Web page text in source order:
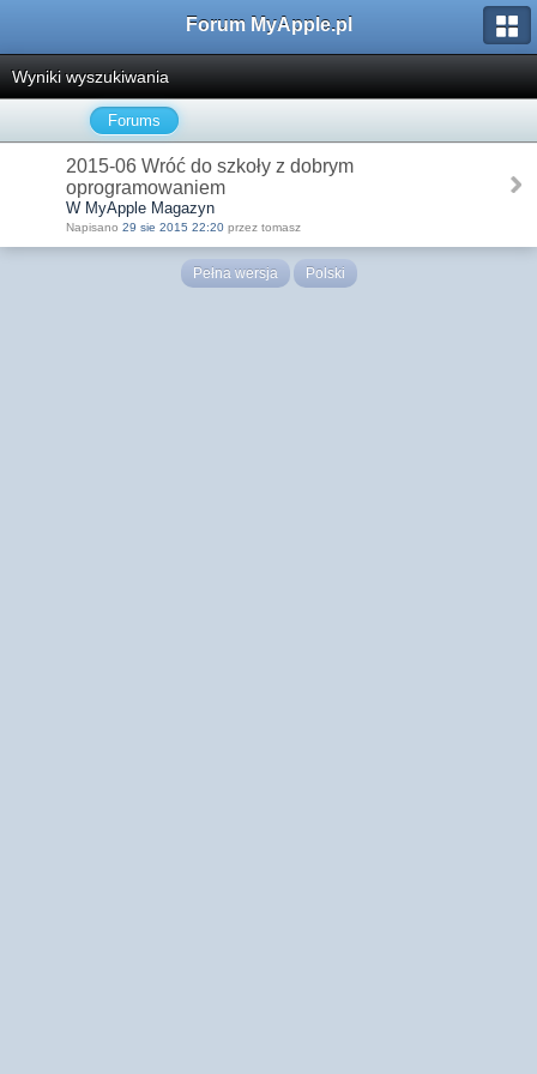
Forum MyApple.pl
Wyniki wyszukiwania
Forums
2015-06 Wróć do szkoły z dobrym
oprogramowaniem
W MyApple Magazyn
Napisano 29 sie 2015 22:20 przez tomasz
Pełna wersja Polski